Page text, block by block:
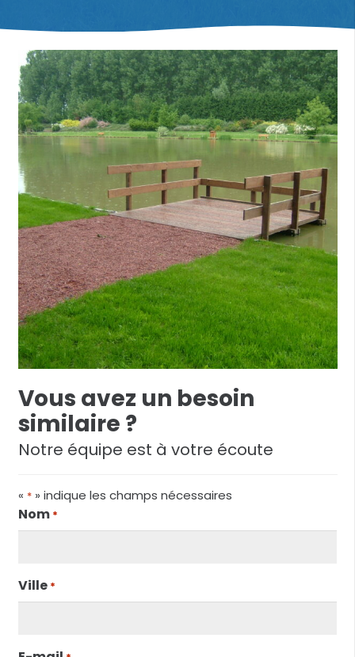
Vous avez un besoin
similaire ?
Notre équipe est à votre écoute
« *» indique les champs nécessaires
Nom *
Ville *